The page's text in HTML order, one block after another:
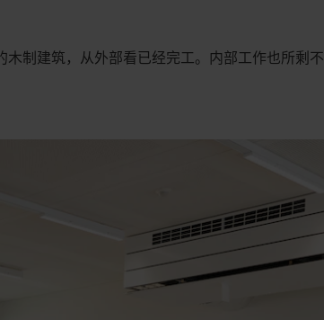
制建筑，从外部看已经完工。内部工作也所剩不